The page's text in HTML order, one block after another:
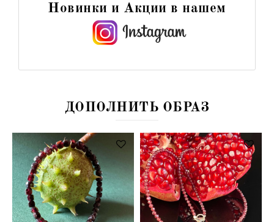
Новинки и Акции в нашем
ДОПОЛНИТЬ ОБРАЗ